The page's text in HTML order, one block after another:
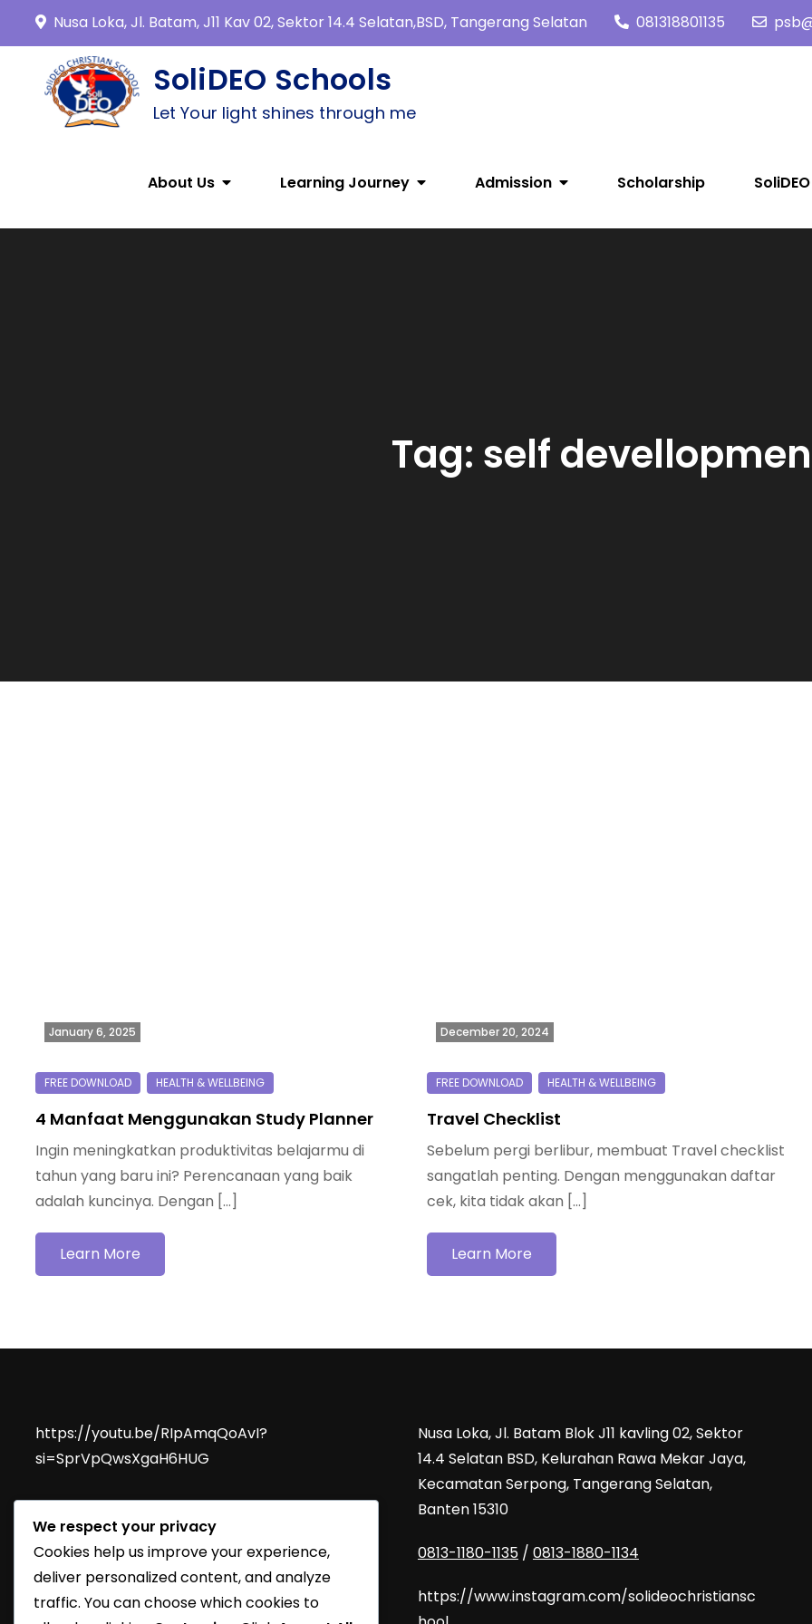
Nusa Loka, Jl. Batam, J11 Kav 02, Sektor 14.4 Selatan,BSD, Tangerang Selatan 081318801135
SoliDEO Schools
Let Your light shines through me
About Us Learning Journey Admission Scholarship
Tag: self
January 6, 2025
4 Manfaat Menggunakan Study Planner
Ingin meningkatkan produktivitas belajarmu di
tahun yang baru ini? Perencanaan yang baik
adalah kuncinya. Dengan […]
Learn More
December 20, 2024
Travel Checklist
Sebelum pergi berlibur, membuat Travel checklist
sangatlah penting. Dengan menggunakan daftar
cek, kita tidak akan […]
Learn More
https://youtu.be/RIpAmqQoAvI?
si=SprVpQwsXgaH6HUG
Nusa Loka, Jl. Batam Blok J11 kavling 02, Sektor
14.4 Selatan BSD, Kelurahan Rawa Mekar Jaya,
Kecamatan Serpong, Tangerang Selatan,
Banten 15310
0813-1180-1135/ 0813-1880-1134
https://www.instagram.com/solideochristiansc
We respect your privacy
Cookies help us improve your experience,
deliver personalized content, and analyze
traffic. You can choose which cookies to